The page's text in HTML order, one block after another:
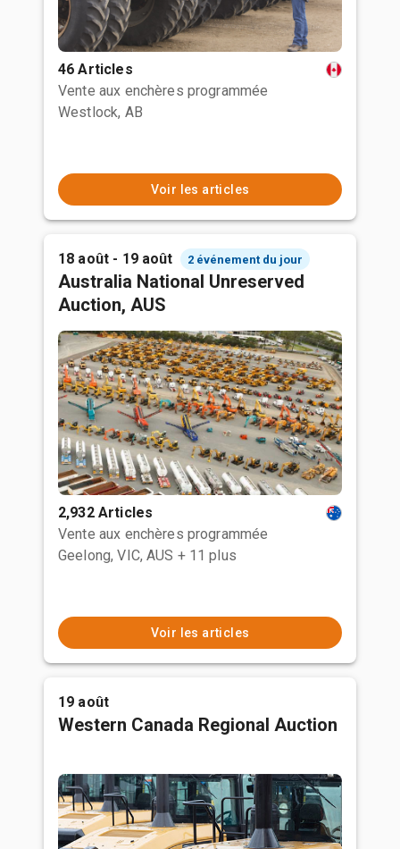
46 Articles
Vente aux enchères programmée
Westlock, AB
Voir les articles
18 août - 19 août 2 événement du jour
Australia National Unreserved
Auction, AUS
2,932 Articles
Vente aux enchères programmée
Geelong, VIC, AUS + 11 plus
Voir les articles
19 août
Western Canada Regional Auction